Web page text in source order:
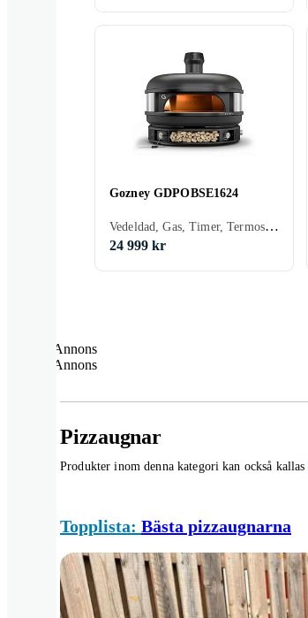
Gozney GDPOBSE1624
Vedeldad, Gas, Timer, Termostat, Svart
24 999 kr
Annons
Annons
Pizzaugnar
Produkter inom denna kategori kan också kallas
Topplista: Bästa pizzaugnarna